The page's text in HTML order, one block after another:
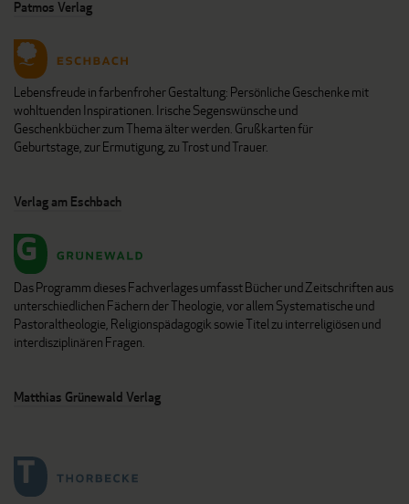
Patmos Verlag
Lebensfreude in farbenfroher Gestaltung: Persönliche Geschenke mit
wohltuenden Inspirationen. Irische Segenswünsche und
Geschenkbücher zum Thema älter werden. Grußkarten für
Geburtstage, zur Ermutigung, zu Trost und Trauer.
Verlag am Eschbach
Das Programm dieses Fachverlages umfasst Bücher und Zeitschriften aus
unterschiedlichen Fächern der Theologie, vor allem Systematische und
Pastoraltheologie, Religionspädagogik sowie Titel zu interreligiösen und
interdisziplinären Fragen.
Matthias Grünewald Verlag